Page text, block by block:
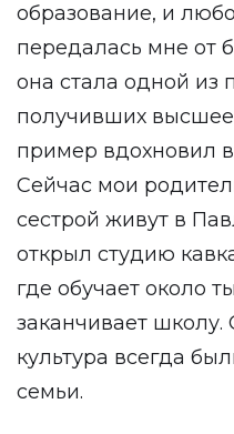
образование, и
передалась мне от
она стала одной из
получивших высшее
пример вдохновил
Сейчас мои
сестрой живут в
открыл студию
где обучает около
заканчивает школу.
культура всегда
семьи.